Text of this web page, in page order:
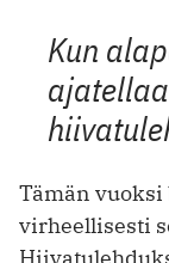
Kun
Tämän
virheellisesti